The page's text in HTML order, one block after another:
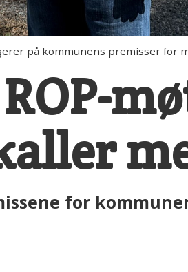
på kommunens premisser for
for